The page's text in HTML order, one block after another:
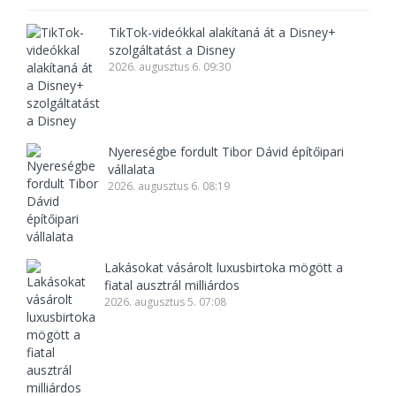
TikTok-videókkal alakítaná át a Disney+
szolgáltatást a Disney
2026. augusztus 6. 09:30
Nyereségbe fordult Tibor Dávid építőipari
vállalata
2026. augusztus 6. 08:19
Lakásokat vásárolt luxusbirtoka mögött a
fiatal ausztrál milliárdos
2026. augusztus 5. 07:08